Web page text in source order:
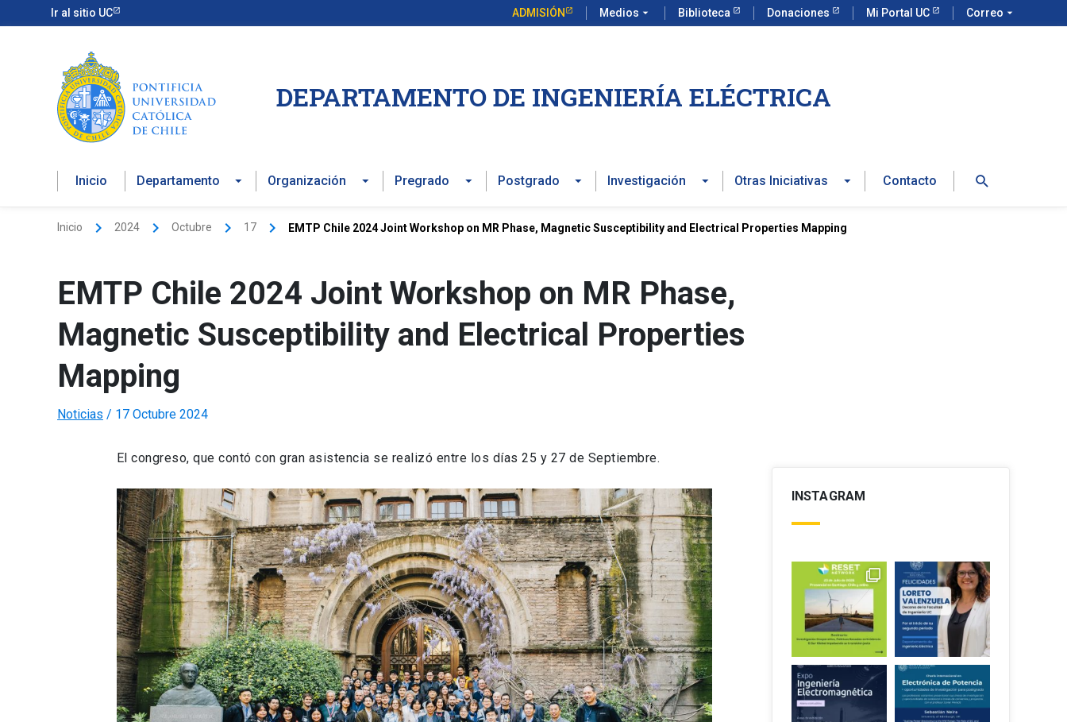
al
Ir al sitio UC ADMISIÓN Medios arrow_drop_down Biblioteca Donaciones Mi Portal UC Correo arrow_drop_down
DEPARTAMENTO DE INGENIERÍA ELÉCTRICA
Inicio Departamento Organización Pregrado Postgrado Investigación Otras Iniciativas Contacto Buscar
Inicio 2024 Octubre 17 EMTP Chile 2024 Joint Workshop on MR Phase, Magnetic Susceptibility and Electrical Properties Mapping
EMTP Chile 2024 Joint Workshop on MR Phase,
Magnetic Susceptibility and Electrical Properties
Mapping
Noticias / 17 Octubre 2024
El congreso, que contó con gran asistencia se realizó entre los días 25 y 27 de Septiembre.
INSTAGRAM